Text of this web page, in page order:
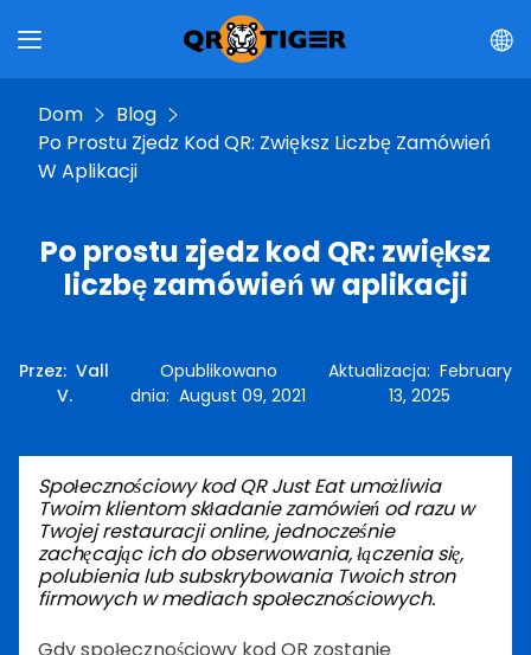
Dom
Blog
Po Prostu Zjedz Kod QR: Zwiększ Liczbę Zamówień
W Aplikacji
Po prostu zjedz kod QR: zwiększ
liczbę zamówień w aplikacji
Przez: Vall
V.
Opublikowano
dnia:August 09, 2021
Aktualizacja: February
13, 2025
Społecznościowy kod QR Just Eat umożliwia
Twoim klientom składanie zamówień od razu w
Twojej restauracji online, jednocześnie
zachęcając ich do obserwowania, łączenia się,
polubienia lub subskrybowania Twoich stron
firmowych w mediach społecznościowych.